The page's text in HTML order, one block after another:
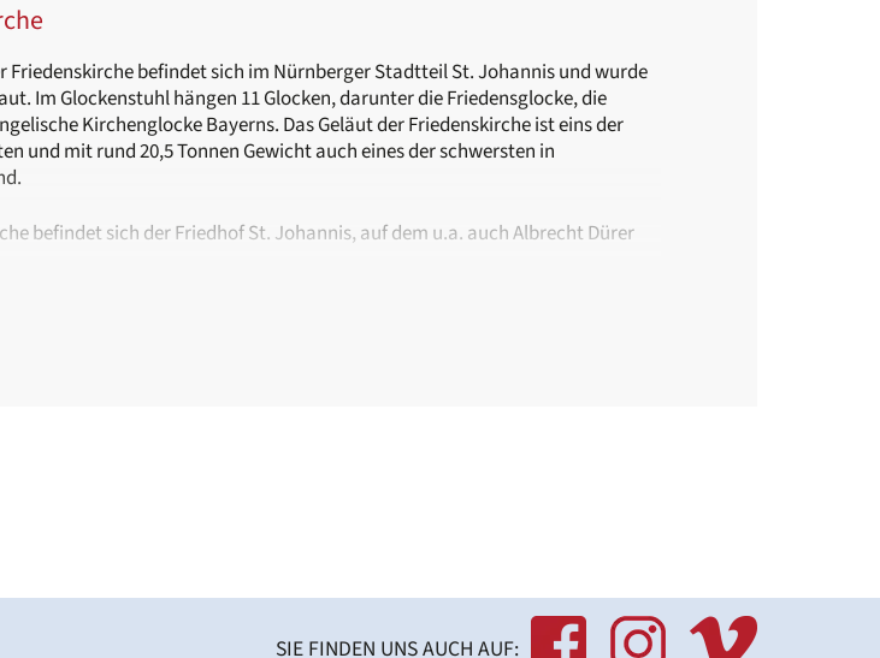
Friedenskirche befindet sich im Nürnberger Stadtteil St. Johannis und wurde
Im Glockenstuhl hängen 11 Glocken, darunter die Friedensglocke, die
Kirchenglocke Bayerns. Das Geläut der Friedenskirche ist eins der
und mit rund 20,5 Tonnen Gewicht auch eines der schwersten in
befindet sich der Friedhof St. Johannis, auf dem u.a. auch Albrecht Dürer
SIE FINDEN UNS AUCH AUF: